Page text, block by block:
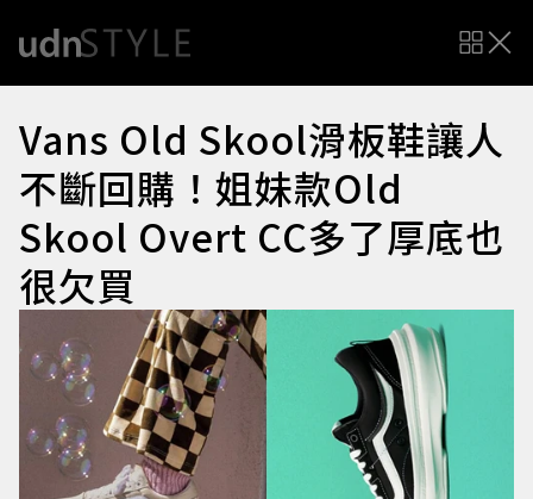
Vans Old Skool滑板鞋讓人
不斷回購！姐妹款Old
Skool Overt CC多了厚底也
很欠買